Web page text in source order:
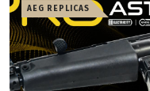
AEG REPLICAS